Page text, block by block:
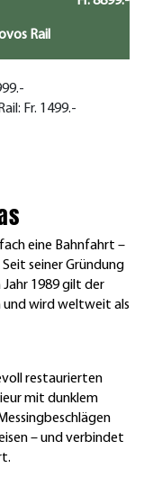
Rail
Fr. 1499.-
eine Bahnfahrt –
Seit seiner Gründung
Jahr 1989 gilt der
und wird weltweit als
restaurierten
mit dunklem
– und verbindet